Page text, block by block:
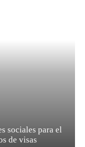
sociales para el
de visas